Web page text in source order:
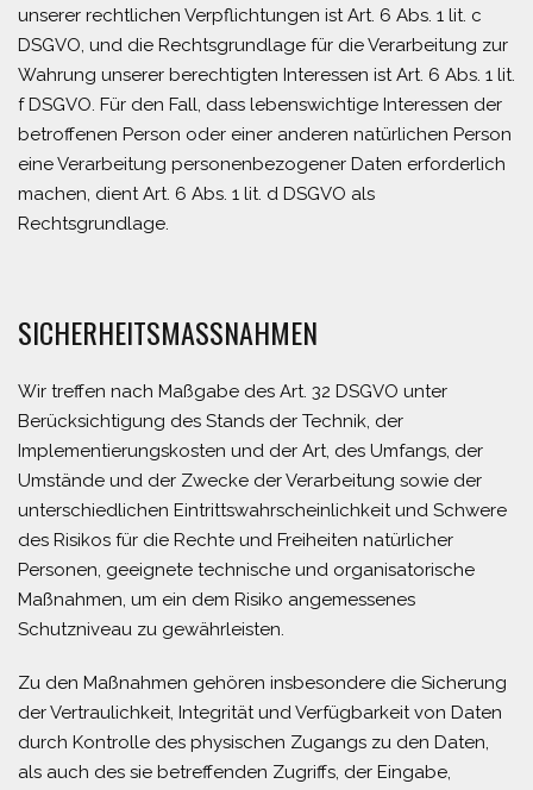
unserer rechtlichen Verpflichtungen ist Art. 6 Abs. 1 lit. c
DSGVO, und die Rechtsgrundlage für die Verarbeitung zur
Wahrung unserer berechtigten Interessen ist Art. 6 Abs. 1 lit.
f DSGVO. Für den Fall, dass lebenswichtige Interessen der
betroffenen Person oder einer anderen natürlichen Person
eine Verarbeitung personenbezogener Daten erforderlich
machen, dient Art. 6 Abs. 1 lit. d DSGVO als
Rechtsgrundlage.
SICHERHEITSMASSNAHMEN
Wir treffen nach Maßgabe des Art. 32 DSGVO unter
Berücksichtigung des Stands der Technik, der
Implementierungskosten und der Art, des Umfangs, der
Umstände und der Zwecke der Verarbeitung sowie der
unterschiedlichen Eintrittswahrscheinlichkeit und Schwere
des Risikos für die Rechte und Freiheiten natürlicher
Personen, geeignete technische und organisatorische
Maßnahmen, um ein dem Risiko angemessenes
Schutzniveau zu gewährleisten.
Zu den Maßnahmen gehören insbesondere die Sicherung
der Vertraulichkeit, Integrität und Verfügbarkeit von Daten
durch Kontrolle des physischen Zugangs zu den Daten,
als auch des sie betreffenden Zugriffs, der Eingabe,